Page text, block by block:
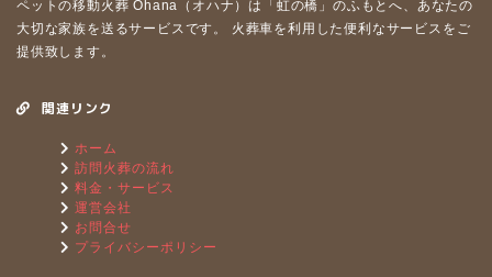
ペットの移動⽕葬 Ohana（オハナ）は「虹の橋」のふもとへ、あなたの
⼤切な家族を送るサービスです。 ⽕葬⾞を利⽤した便利なサービスをご
提供致します。
関連リンク
ホーム
訪問火葬の流れ
料金・サービス
運営会社
お問合せ
プライバシーポリシー